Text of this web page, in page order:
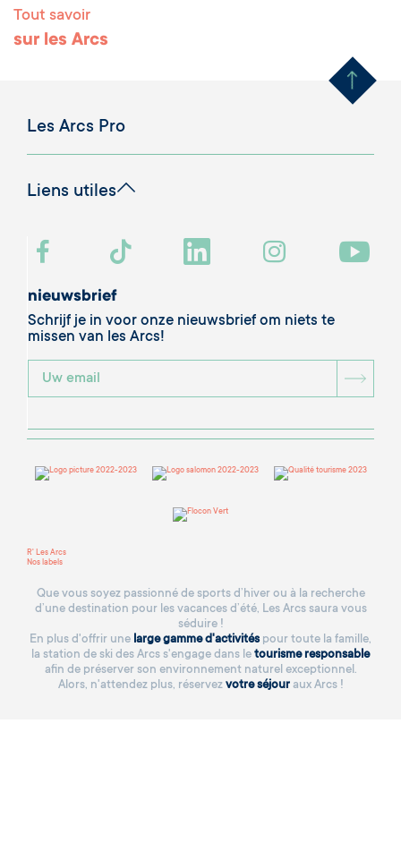
Tout savoir
sur les Arcs Remonter
Les Arcs Pro
Liens utiles
nieuwsbrief
Schrijf je in voor onze nieuwsbrief om niets te
missen van les Arcs!
R' Les Arcs
Nos labels
Que vous soyez passionné de sports d’hiver ou à la recherche
d’une destination pour les vacances d’été, Les Arcs saura vous
séduire !
En plus d'offrir une large gamme d'activitéspour toute la famille,
la station de ski des Arcs s'engage dans le tourisme responsable
afin de préserver son environnement naturel exceptionnel.
Alors, n'attendez plus, réservez votre séjouraux Arcs !